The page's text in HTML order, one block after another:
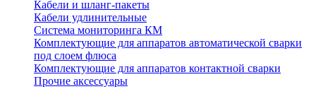
Кабели и шланг-пакеты
Кабели удлинительные
Система мониторинга КМ
Комплектующие для аппаратов автоматической сварки
под слоем флюса
Комплектующие для аппаратов контактной сварки
Прочие аксессуары